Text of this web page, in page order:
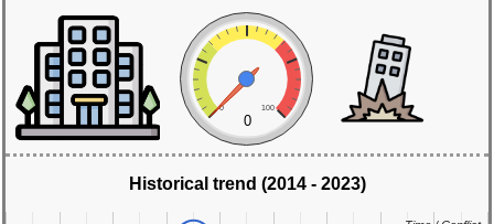
0 100
0
Historical trend (2014 - 2023)